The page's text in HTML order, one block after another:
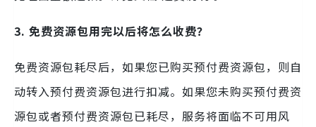
3. 免费资源包用完以后将怎么收费？
免费资源包耗尽后，如果您已购买预付费资源包，则自
动转入预付费资源包进行扣减。如果您未购买预付费资
源包或者预付费资源包已耗尽，服务将面临不可用风